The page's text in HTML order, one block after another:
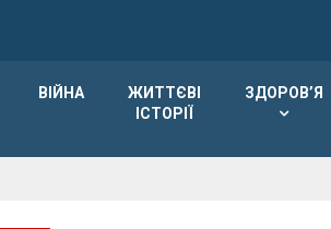
ВІЙНА
ЖИТТЄВІ
ІСТОРІЇ
ЗДОРОВ’Я